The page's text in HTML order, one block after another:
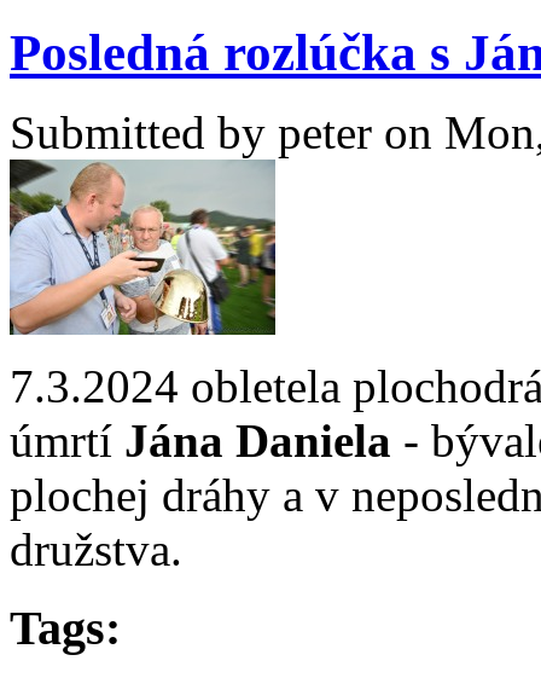
Posledná rozlúčka s
Submitted by peter on
7.3.2024 obletela
úmrtí Jána Daniela -
plochej dráhy a v
družstva.
Tags: